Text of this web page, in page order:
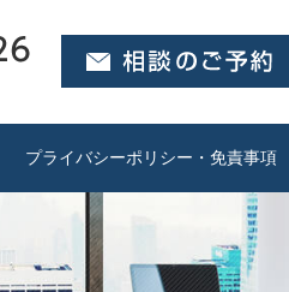
プライバシーポリシー・免責事項